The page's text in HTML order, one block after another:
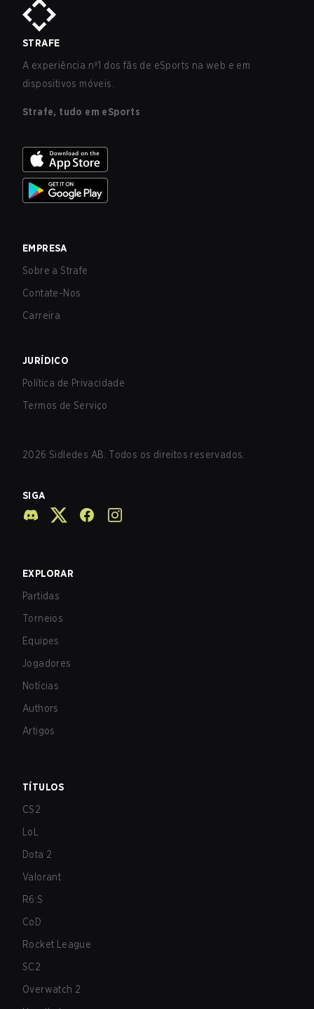
STRAFE
A experiência nº1 dos fãs de eSports na web e em
dispositivos móveis.
Strafe, tudo em eSports
EMPRESA
Sobre a Strafe
Contate-Nos
Carreira
JURÍDICO
Política de Privacidade
Termos de Serviço
2026 Sidledes AB. Todos os direitos reservados.
SIGA
EXPLORAR
Partidas
Torneios
Equipes
Jogadores
Notícias
Authors
Artigos
TÍTULOS
CS2
LoL
Dota 2
Valorant
R6:S
CoD
Rocket League
SC2
Overwatch 2